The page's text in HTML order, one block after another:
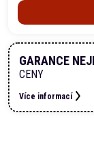
GARANCE
CENY
Více informací